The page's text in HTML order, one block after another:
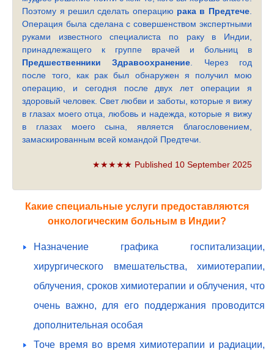
Поэтому я решил сделать операцию рака в Предтече.
Операция была сделана с совершенством экспертными
руками известного специалиста по раку в Индии,
принадлежащего к группе врачей и больниц в
Предшественники Здравоохранение . Через год
после того, как рак был обнаружен я получил мою
операцию, и сегодня после двух лет операции я
здоровый человек. Свет любви и заботы, которые я вижу
в глазах моего отца, любовь и надежда, которые я вижу
в глазах моего сына, является благословением,
замаскированным всей командой Предтечи.
★★★★★ Published 10 September 2025
Какие специальные услуги предоставляются
онкологическим больным в Индии?
Назначение графика госпитализации,
хирургического вмешательства, химиотерапии,
облучения, сроков химиотерапии и облучения, что
очень важно, для его поддержания проводится
дополнительная особая
Точе время во время химиотерапии и радиации,